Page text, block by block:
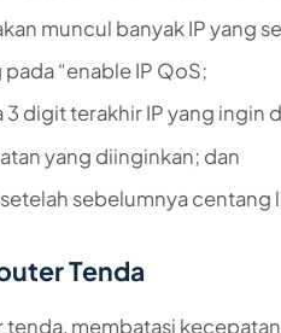
muncul banyak IP yang
“enable IP QoS;
digit terakhir IP yang ingin
yang diinginkan; dan
sebelumnya centang
Tenda
membatasi